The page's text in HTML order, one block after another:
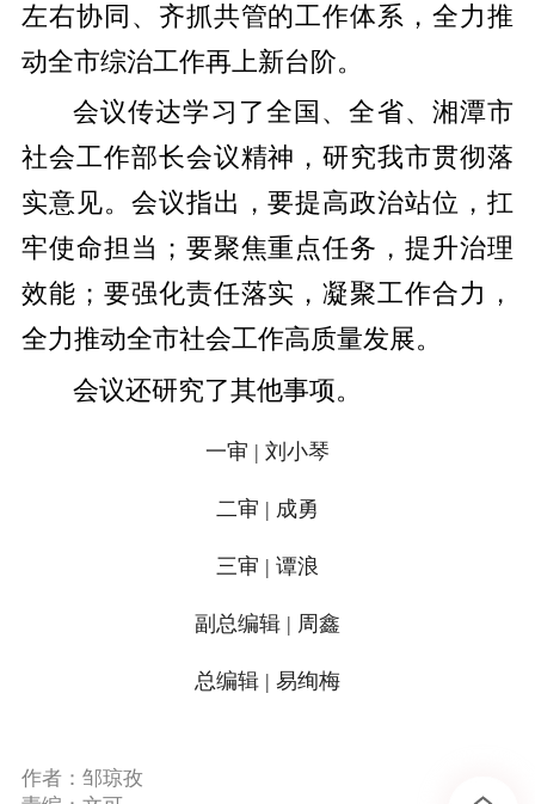
左右协同、齐抓共管的工作体系，全力推
动全市综治工作再上新台阶。
会议传达学习了全国、全省、湘潭市
社会工作部长会议精神，研究我市贯彻落
实意见。会议指出，要提高政治站位，扛
牢使命担当；要聚焦重点任务，提升治理
效能；要强化责任落实，凝聚工作合力，
全力推动全市社会工作高质量发展。
会议还研究了其他事项。
一审 | 刘小琴
二审 | 成勇
三审 | 谭浪
副总编辑 | 周鑫
总编辑 | 易绚梅
作者：邹琼孜